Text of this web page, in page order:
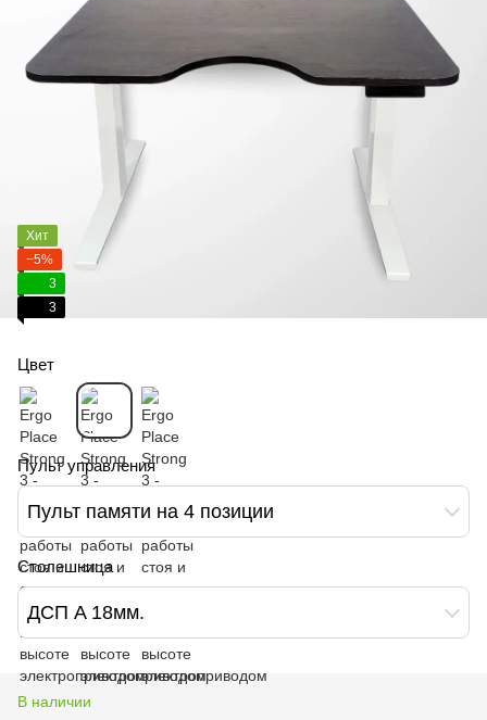
Хит
−5%
3
3
Цвет
Пульт управления
Пульт памяти на 4 позиции
Столешница
ДСП A 18мм.
В наличии